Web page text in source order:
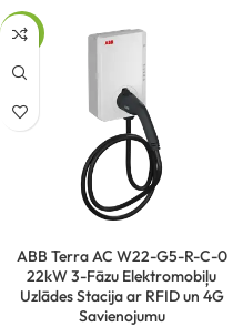
-21%
ABB Terra AC W22-G5-R-C-0
22kW 3-Fāzu Elektromobiļu
Uzlādes Stacija ar RFID un 4G
Savienojumu